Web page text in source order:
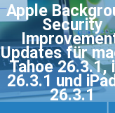
Apple
Security
Updates für
Tahoe 26.3.1,
26.3.1 und
26.3.1